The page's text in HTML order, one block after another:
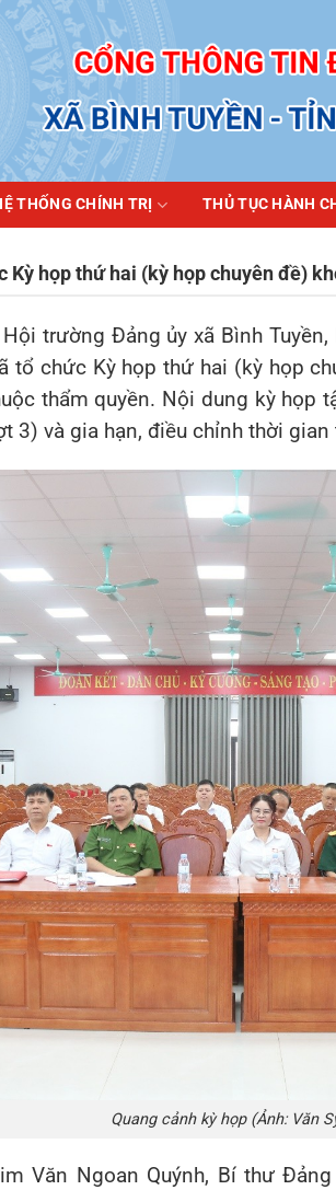
THỐNG CHÍNH TRỊ THỦ TỤC HÀNH
Kỳ họp thứ hai (kỳ họp chuyên đề)
trường Đảng ủy xã Bình Tuyền,
tổ chức Kỳ họp thứ hai (kỳ họp
thẩm quyền. Nội dung kỳ họp
3) và gia hạn, điều chỉnh thời
Quang cảnh kỳ họp (Ảnh: Văn
Văn Ngoan Quýnh, Bí thư Đảng